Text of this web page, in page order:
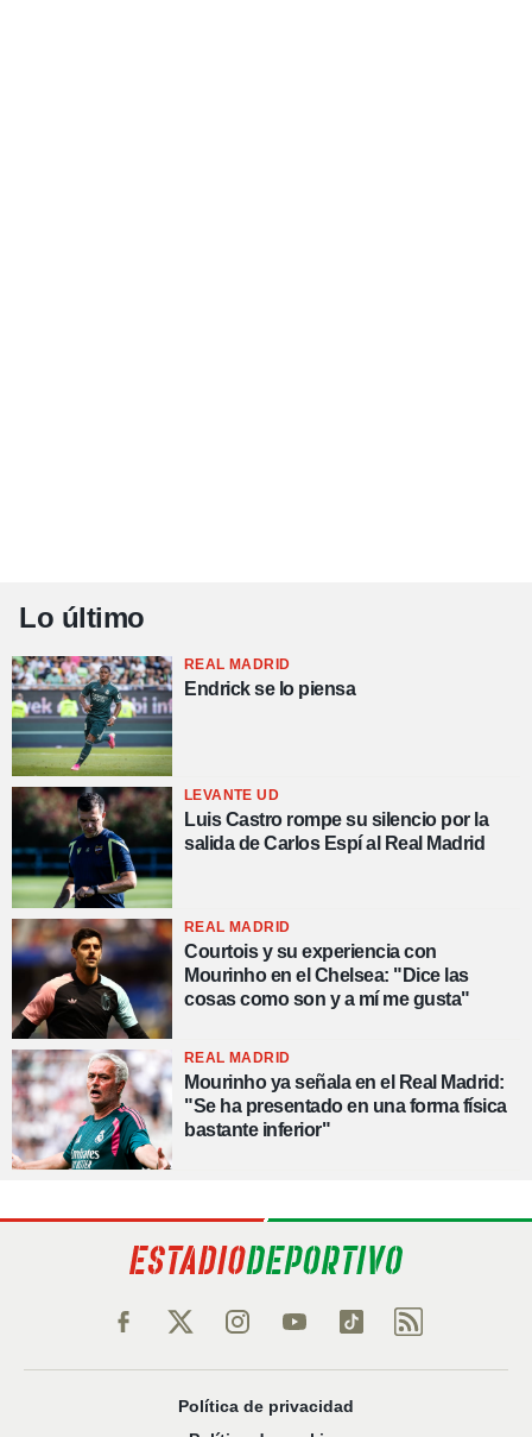
Lo último
REAL MADRID
Endrick se lo piensa
LEVANTE UD
Luis Castro rompe su silencio por la
salida de Carlos Espí al Real Madrid
REAL MADRID
Courtois y su experiencia con
Mourinho en el Chelsea: "Dice las
cosas como son y a mí me gusta"
REAL MADRID
Mourinho ya señala en el Real Madrid:
"Se ha presentado en una forma física
bastante inferior"
Política de privacidad